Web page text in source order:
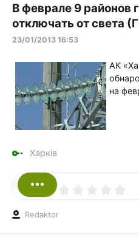
В феврале 9 районов
отключать от света
23/01/2013 16:53
АК
на
Харків
Redaktor